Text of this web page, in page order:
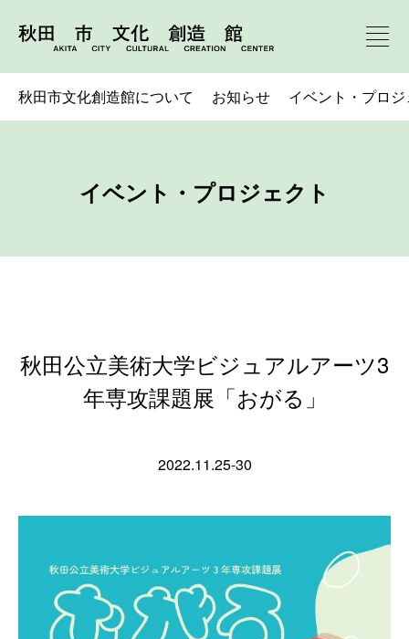
秋田市文化創造館について お知らせ イベント・プロ
イベント・プロジェクト
秋田公立美術大学ビジュアルアーツ3
年専攻課題展「おがる」
2022.11.25-30